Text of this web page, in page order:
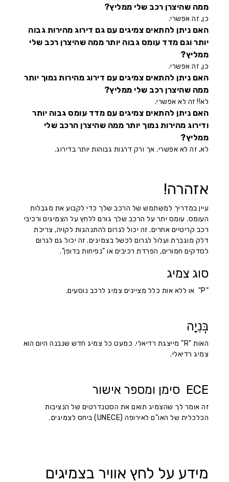
ממה שהיצרן רכב שלי ממליץ?
כן, זה אפשרי.
האם ניתן להתאים צמיגים עם גם דירוג מהירות גבוה
יותר וגם מדד עומס גבוה יותר ממה שהיצרן רכב שלי
ממליץ?
כן, זה אפשרי.
האם ניתן להתאים צמיגים עם דירוג מהירות נמוך יותר
ממה שהיצרן רכב שלי ממליץ?
לא!! זה לא אפשרי.
האם ניתן להתאים צמיגים עם מדד עומס גבוה יותר
ודירוג מהירות נמוך יותר ממה שהיצרן הרכב שלי
ממליץ?
לא, זה לא אפשרי. אך ורק דרגות גבוהות יותר בדירוג.
אזהרה!
עיין במדריך למשתמש של הרכב שלך כדי לקבוע את מגבלות
העומס. עומס יתר על הרכב שלך גורם ללחץ על הצמיגים ורכיבי
רכב קריטיים אחרים. זה יכול לגרום להתנהגות לקויה, צריכת
דלק מוגברת ועלול לגרום לכשל בצמיגים. זה יכול גם לגרום
לסדקים חמורים, הפרדת רכיבים או "נפיחות בדופן".
סוג צמיג
"P" או ללא אות כלל מציינים צמיג לרכב נוסעים.
בְּנִיָה
האות "R" מייצגת רדיאלי. כמעט כל צמיג חדש שנבנה היום הוא
צמיג רדיאלי.
ECE סימן ומספר אישור
זה אומר לך שהצמיג תואם את הסטנדרטים של הנציבות
הכלכלית של האו"ם לאירופה (UNECE) ביחס לצמיגים.
מידע על לחץ אוויר בצמיגים